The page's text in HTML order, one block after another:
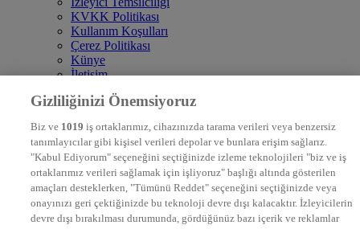
KVKK Politikası
Kullanım Koşulları
Çerez Politikası
Künye
İletişim
DYG Televizyonlar
STAR
EURO STAR
KRAL POP TV
DYG Radyolar
NTV RADYO
KRAL FM
KRAL POP
Gizliliğinizi Önemsiyoruz
Biz ve 1019 iş ortaklarımız, cihazınızda tarama verileri veya benzersiz
tanımlayıcılar gibi kişisel verileri depolar ve bunlara erişim sağlarız.
"Kabul Ediyorum" seçeneğini seçtiğinizde izleme teknolojileri "biz ve iş
ortaklarımız verileri sağlamak için işliyoruz" başlığı altında gösterilen
amaçları desteklerken, "Tümünü Reddet" seçeneğini seçtiğinizde veya
onayınızı geri çektiğinizde bu teknoloji devre dışı kalacaktır. İzleyicilerin
devre dışı bırakılması durumunda, gördüğünüz bazı içerik ve reklamlar